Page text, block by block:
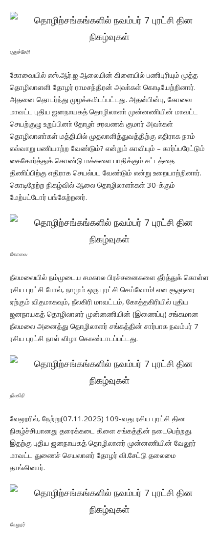
புதுச்சேரி
கோவையில் எஸ்.ஆர்.ஐ ஆலையின் கிளையில் பணிபுரியும் மூத்த
தொழிலாளளி தோழர் ராமசந்திரன் அவா்கள் கொடியேற்றினார்.
அதனை தொடர்ந்து முழக்கமிடப்பட்டது. அதன்பின்பு, கோவை
மாவட்ட புதிய ஜனநாயகத் தொழிலாளா் முன்னணியின் மாவட்ட
செயற்குழு உறுப்பினா் தோழா் சரவணக் குமார் அவா்கள்
தொழிலாளா்கள் மத்தியில் முதலாளித்துவத்திற்கு எதிராக நாம்
எவ்வாறு பணியாற்ற வேண்டும்? என்றும் காவியும் – கார்ப்பரேட்டும்
கைகோர்த்துக் கொண்டு மக்களை பாதிக்கும் சட்டத்தை
திணிப்பிற்கு எதிராக செயல்பட வேண்டும் என்று உறையாற்றினார்.
கொடிறேற்ற நிகழ்வில் ஆலை தொழிலாளா்கள் 30-க்கும்
மேற்பட்டோர் பங்கேற்றனர்.
கோவை
நீலமலையில் நம்முடைய சமகால பிரச்சனைகளை தீர்த்துக் கொள்ள
ரசிய புரட்சி போல், நாமும் ஒரு புரட்சி செய்வோம்! என சூளுரை
ஏற்கும் விதமாகவும், நீலகிரி மாவட்டம், கோத்தகிரியில் புதிய
ஜனநாயகத் தொழிலாளர் முன்னணியின் (இணைப்பு) சங்கமான
நீலமலை அனைத்து தொழிலாளர் சங்கத்தின் சார்பாக நவம்பர் 7
ரசிய புரட்சி நாள் விழா கொண்டாடப்பட்டது.
நீலகிரி
வேலூரில், நேற்று(07.11.2025) 109-வது ரசிய புரட்சி தின
நிகழ்ச்சியானது தரைக்கடை கிளை சங்கத்தின் நடைபெற்றது.
இதற்கு புதிய ஜனநாயகத் தொழிலாளர் முன்னணியின் வேலூர்
மாவட்ட துணைச் செயலாளர் தோழர் வி.சேட்டு தலைமை
தாங்கினார்.
வேலூர்